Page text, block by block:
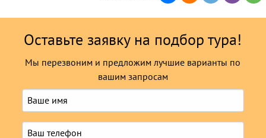
Оставьте заявку на подбор тура!
Мы перезвоним и предложим лучшие варианты по
вашим запросам